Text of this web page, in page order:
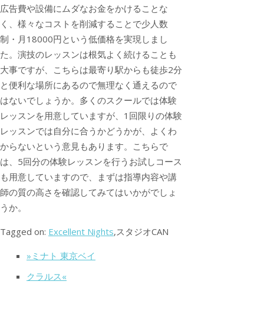
広告費や設備にムダなお金をかけることな
く、様々なコストを削減することで少人数
制・月18000円という低価格を実現しまし
た。演技のレッスンは根気よく続けることも
大事ですが、こちらは最寄り駅からも徒歩2分
と便利な場所にあるので無理なく通えるので
はないでしょうか。多くのスクールでは体験
レッスンを用意していますが、1回限りの体験
レッスンでは自分に合うかどうかが、よくわ
からないという意見もあります。こちらで
は、5回分の体験レッスンを行うお試しコース
も用意していますので、まずは指導内容や講
師の質の高さを確認してみてはいかがでしょ
うか。
Tagged on: Excellent Nights,スタジオCAN
»ミナト 東京ベイ
クラルス«